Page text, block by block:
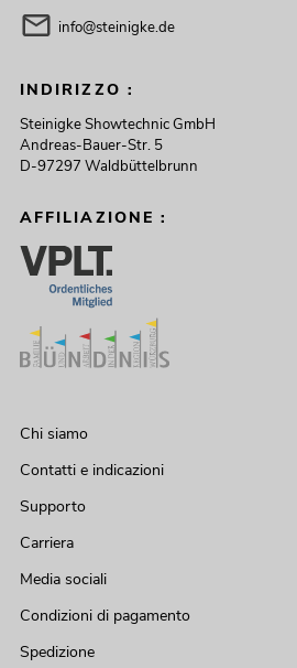
info@steinigke.de
INDIRIZZO :
Steinigke Showtechnic GmbH
Andreas-Bauer-Str. 5
D-97297 Waldbüttelbrunn
AFFILIAZIONE :
Chi siamo
Contatti e indicazioni
Supporto
Carriera
Media sociali
Condizioni di pagamento
Spedizione